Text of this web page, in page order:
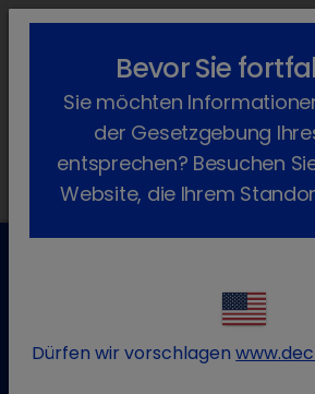
Nutri-Cal
Kundenservice für
Kontaktieren Sie unseren
Bevor Sie
Sie möchten
der Gesetzgebung
entsprechen? Besuchen
Website, die Ihrem
Dürfen wir vorschlagen